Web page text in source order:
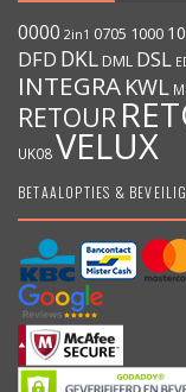
0000 2in1 0705 1000
DFD DKL DML DSL
INTEGRA KWL
RETOUR
UK08VELUX
BETAALOPTIES &